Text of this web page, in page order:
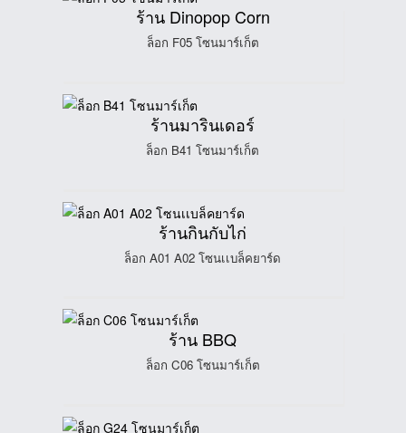
ร้าน Dinopop Corn
ล็อก F05 โซนมาร์เก็ต
ร้านมารินเดอร์
ล็อก B41 โซนมาร์เก็ต
ร้านกินกับไก่
ล็อก A01 A02 โซนเเบล็คยาร์ด
ร้าน BBQ
ล็อก C06 โซนมาร์เก็ต